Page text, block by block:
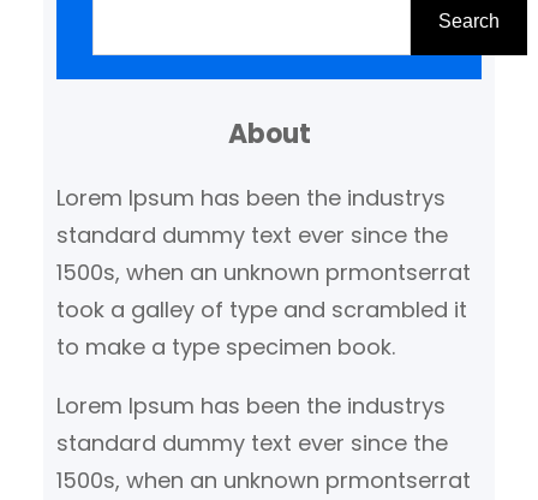
compacte en energiezuinige
verlichtingsopties bieden tal
van voordelen en
mogelijkheden voor het creëren
Search
About
Lorem Ipsum has been the industrys
standard dummy text ever since the
1500s, when an unknown prmontserrat
took a galley of type and scrambled it
to make a type specimen book.
Lorem Ipsum has been the industrys
standard dummy text ever since the
1500s, when an unknown prmontserrat